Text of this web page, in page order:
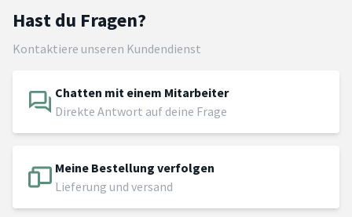
Hast du Fragen?
Kontaktiere unseren Kundendienst
Chatten mit einem Mitarbeiter
Direkte Antwort auf deine Frage
Meine Bestellung verfolgen
Lieferung und versand